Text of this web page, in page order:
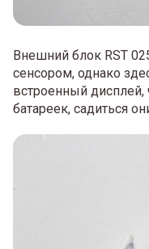
Внешний блок RST
сенсором, однако
встроенный дисплей,
батареек, садиться